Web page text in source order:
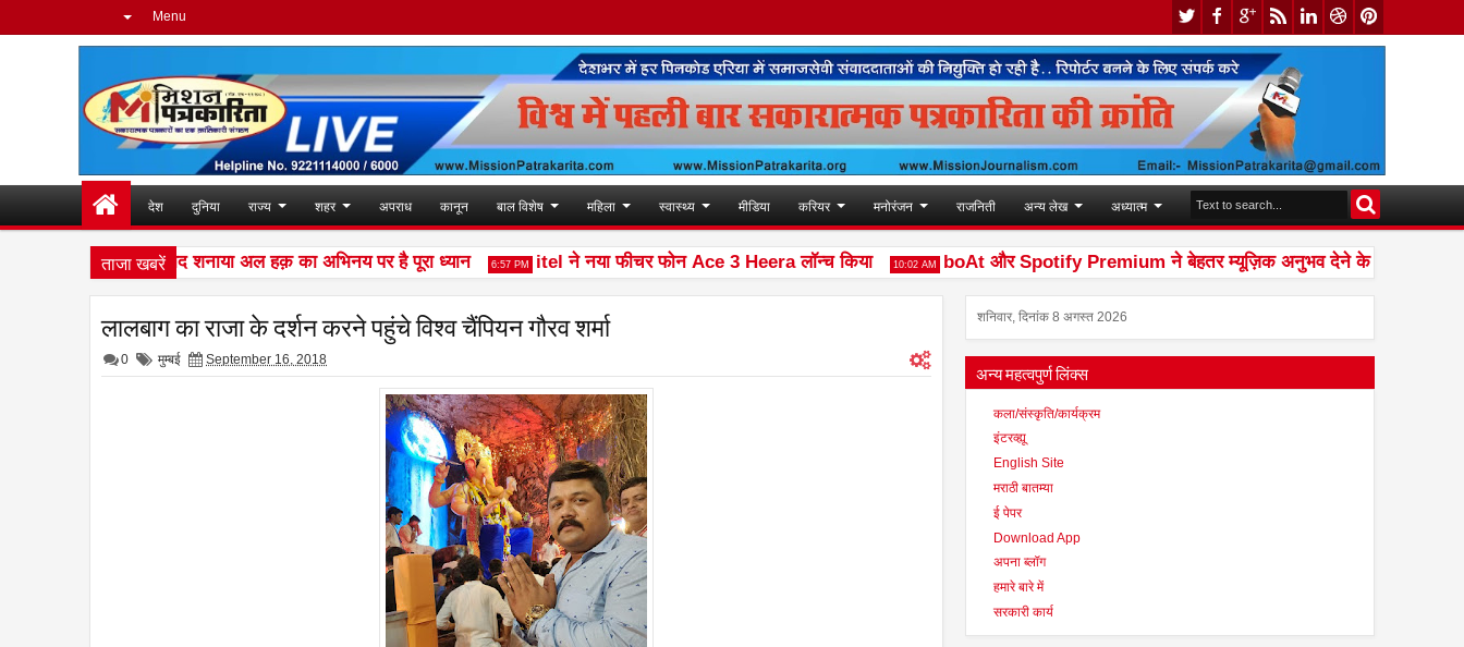
Menu
देश दुनिया राज्य शहर अपराध कानून बाल विशेष महिला स्वास्थ्य मीडिया करियर मनोरंजन राजनिती अन्य लेख अध्यात्म
ताजा खबरें
प्रदर्शन के बाद शनाया अल हक़ का अभिनय पर है पूरा ध्यान 6:57 PM itel ने नया फीचर फोन Ace 3 Heera लॉन्च किया 10:02 AM boAt और Spotify Premium ने बेहतर म्यूज़िक अनुभव देने के लिए की साझेदारी
लालबाग का राजा के दर्शन करने पहुंचे विश्व चैंपियन गौरव शर्मा
0 मुम्बई September 16, 2018
शनिवार, दिनांक 8 अगस्त 2026
अन्य महत्वपुर्ण लिंक्स
कला/संस्कृति/कार्यक्रम
इंटरव्ह्यू
English Site
मराठी बातम्या
ई पेपर
Download App
अपना ब्लॉग
हमारे बारे में
सरकारी कार्य